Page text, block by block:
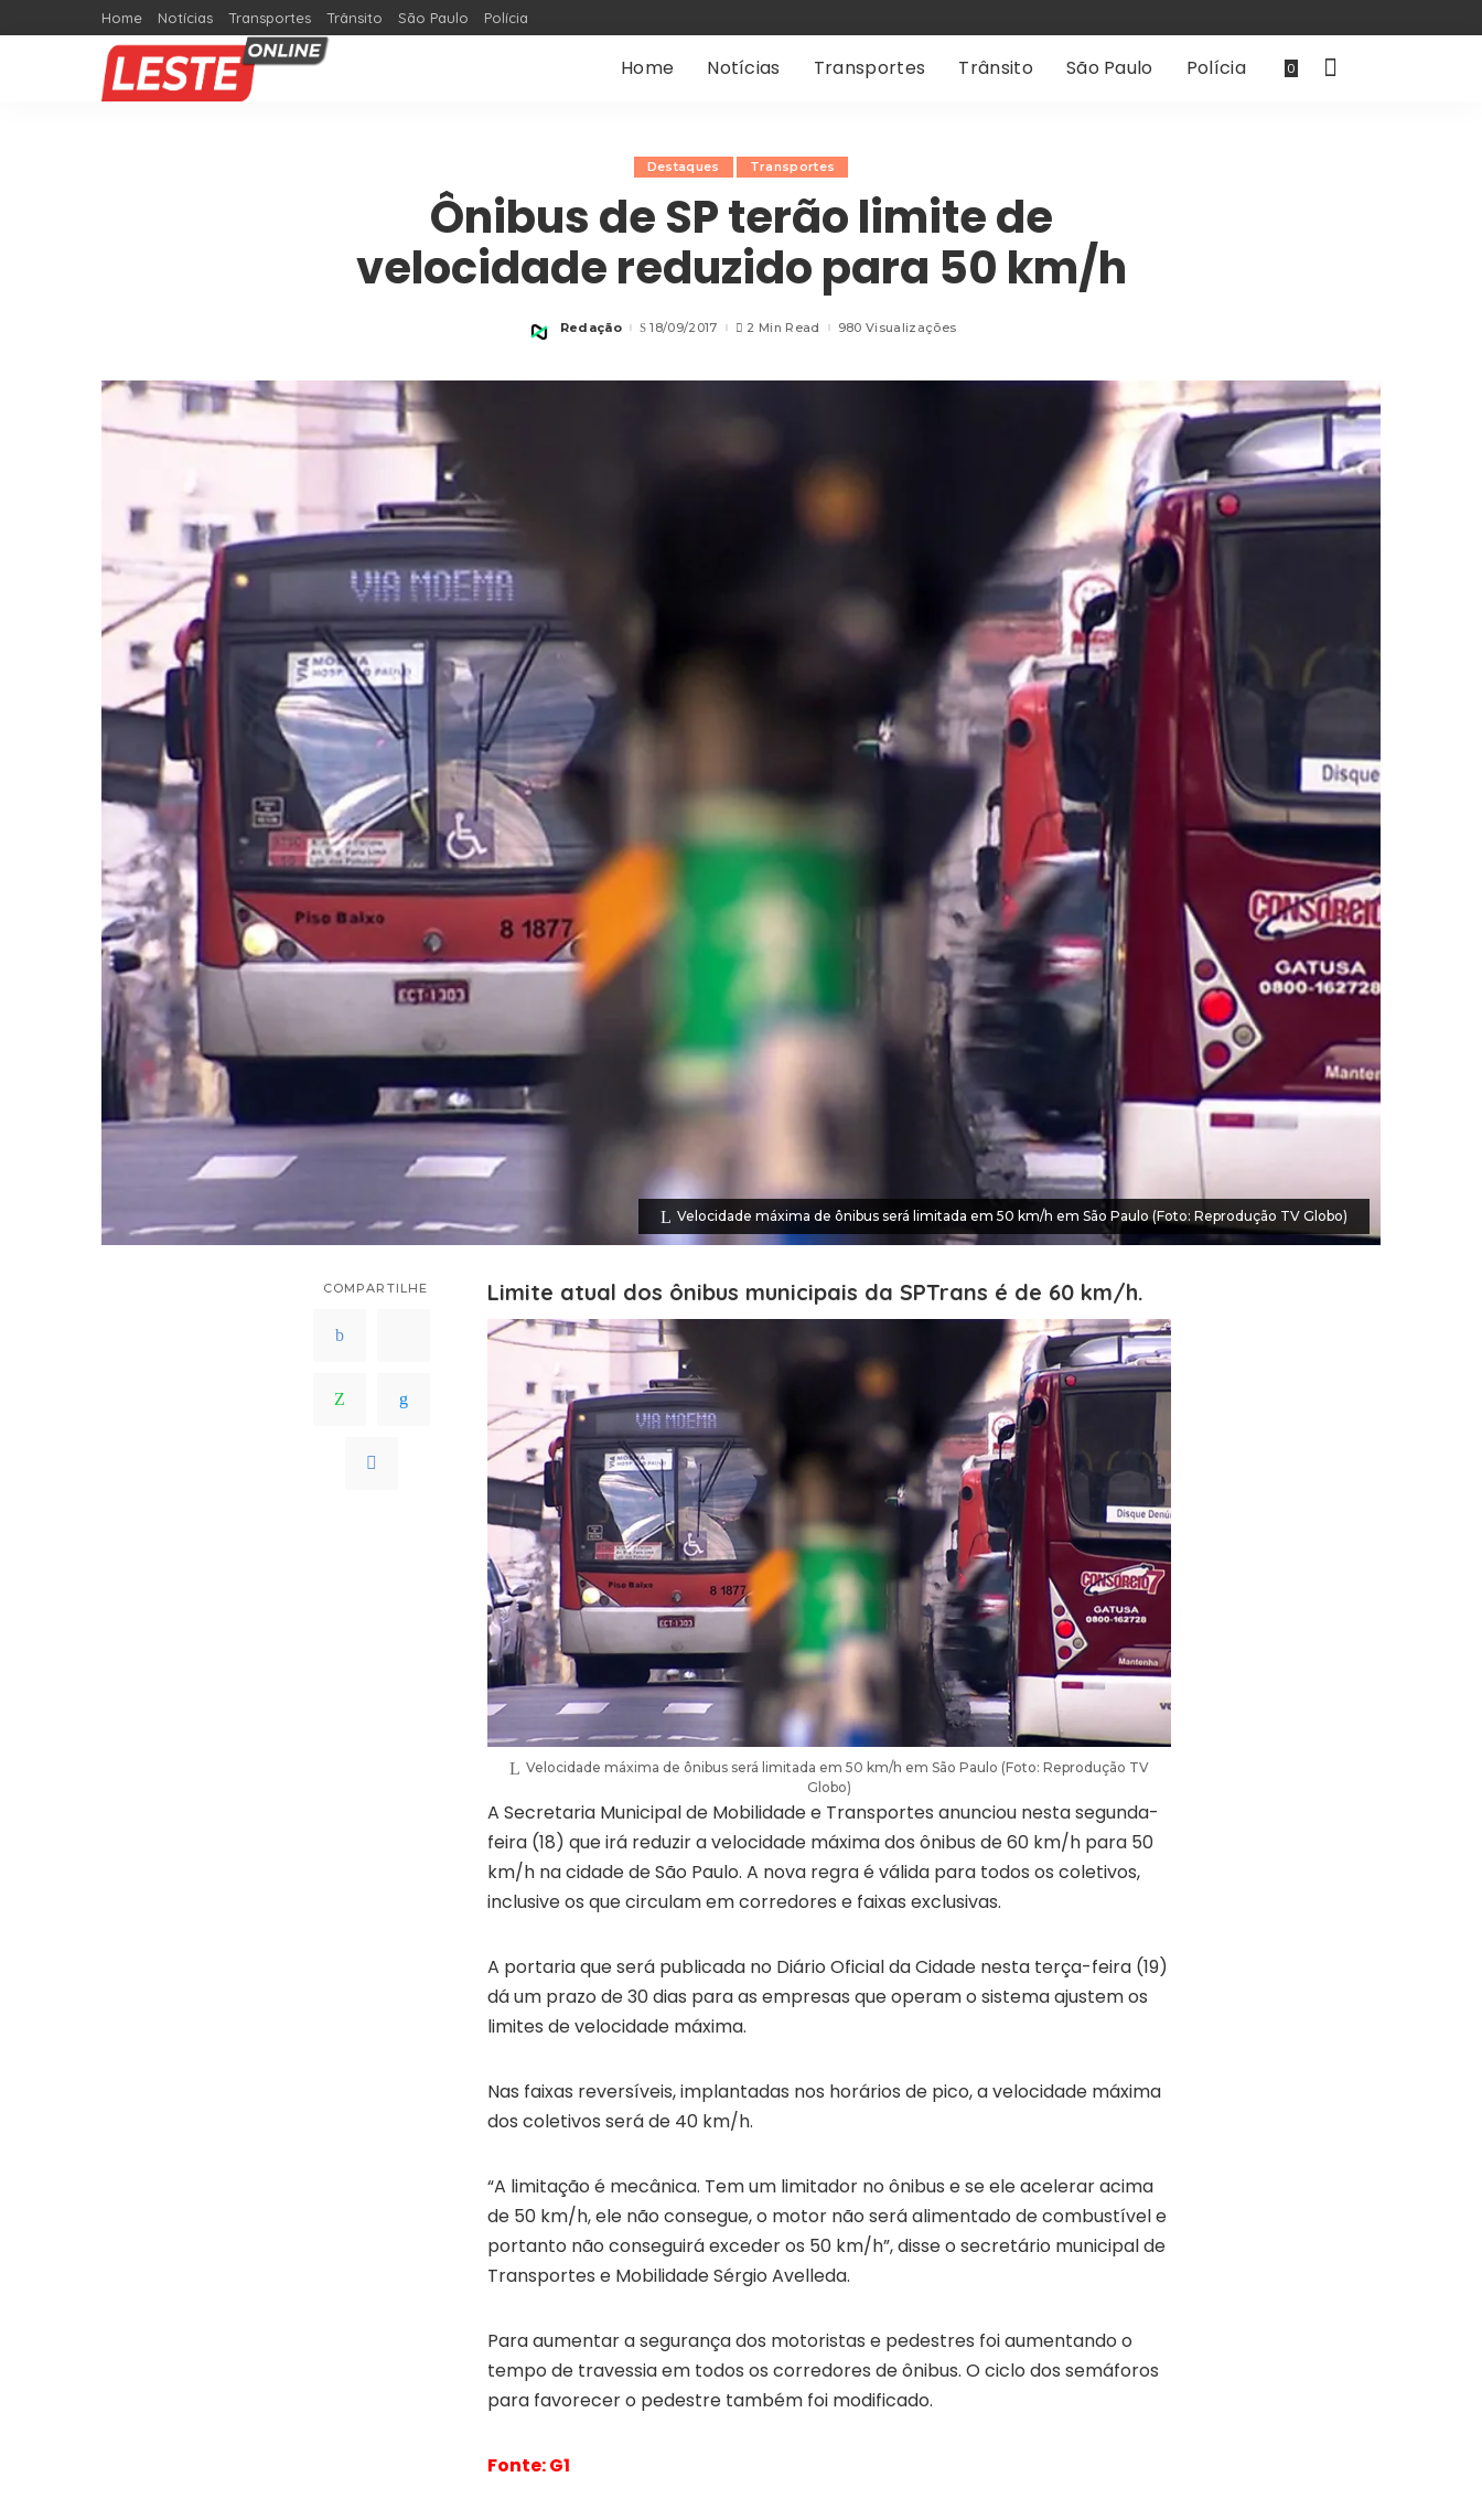
Home Notícias Transportes Trânsito São Paulo Polícia
Home Notícias Transportes Trânsito São Paulo Polícia 0
Destaques Transportes
Ônibus de SP terão limite de
velocidade reduzido para 50 km/h
Posted
Redação 18/09/2017 2 Min Read 980 Visualizações
Velocidade máxima de ônibus será limitada em 50 km/h em São Paulo (Foto: Reprodução TV Globo)
COMPARTILHE Limite atual dos ônibus municipais da SPTrans é de 60 km/h.
Velocidade máxima de ônibus será limitada em 50 km/h em São Paulo (Foto: Reprodução TV
Globo)
A Secretaria Municipal de Mobilidade e Transportes anunciou nesta segunda-
feira (18) que irá reduzir a velocidade máxima dos ônibus de 60 km/h para 50
km/h na cidade de São Paulo. A nova regra é válida para todos os coletivos,
inclusive os que circulam em corredores e faixas exclusivas.
A portaria que será publicada no Diário Oficial da Cidade nesta terça-feira (19)
dá um prazo de 30 dias para as empresas que operam o sistema ajustem os
limites de velocidade máxima.
Nas faixas reversíveis, implantadas nos horários de pico, a velocidade máxima
dos coletivos será de 40 km/h.
“A limitação é mecânica. Tem um limitador no ônibus e se ele acelerar acima
de 50 km/h, ele não consegue, o motor não será alimentado de combustível e
portanto não conseguirá exceder os 50 km/h”, disse o secretário municipal de
Transportes e Mobilidade Sérgio Avelleda.
Para aumentar a segurança dos motoristas e pedestres foi aumentando o
tempo de travessia em todos os corredores de ônibus. O ciclo dos semáforos
para favorecer o pedestre também foi modificado.
Fonte: G1